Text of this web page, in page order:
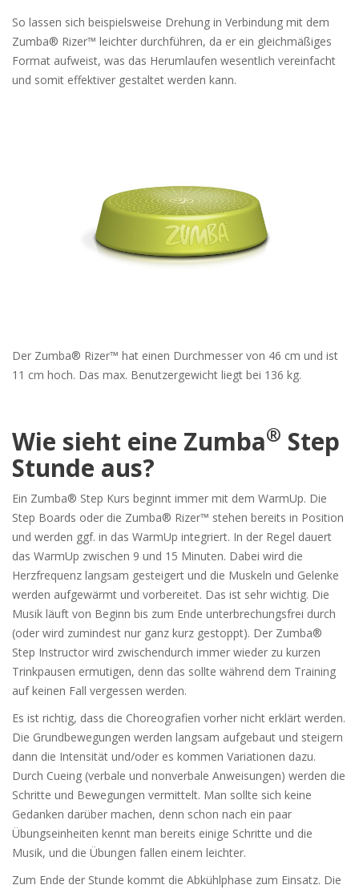
So lassen sich beispielsweise Drehung in Verbindung mit dem
Zumba® Rizer™ leichter durchführen, da er ein gleichmäßiges
Format aufweist, was das Herumlaufen wesentlich vereinfacht
und somit effektiver gestaltet werden kann.
Der Zumba® Rizer™ hat einen Durchmesser von 46 cm und ist
11 cm hoch. Das max. Benutzergewicht liegt bei 136 kg.
Wie sieht eine Zumba® Step
Stunde aus?
Ein Zumba® Step Kurs beginnt immer mit dem WarmUp. Die
Step Boards oder die Zumba® Rizer™ stehen bereits in Position
und werden ggf. in das WarmUp integriert. In der Regel dauert
das WarmUp zwischen 9 und 15 Minuten. Dabei wird die
Herzfrequenz langsam gesteigert und die Muskeln und Gelenke
werden aufgewärmt und vorbereitet. Das ist sehr wichtig. Die
Musik läuft von Beginn bis zum Ende unterbrechungsfrei durch
(oder wird zumindest nur ganz kurz gestoppt). Der Zumba®
Step Instructor wird zwischendurch immer wieder zu kurzen
Trinkpausen ermutigen, denn das sollte während dem Training
auf keinen Fall vergessen werden.
Es ist richtig, dass die Choreografien vorher nicht erklärt werden.
Die Grundbewegungen werden langsam aufgebaut und steigern
dann die Intensität und/oder es kommen Variationen dazu.
Durch Cueing (verbale und nonverbale Anweisungen) werden die
Schritte und Bewegungen vermittelt. Man sollte sich keine
Gedanken darüber machen, denn schon nach ein paar
Übungseinheiten kennt man bereits einige Schritte und die
Musik, und die Übungen fallen einem leichter.
Zum Ende der Stunde kommt die Abkühlphase zum Einsatz. Die